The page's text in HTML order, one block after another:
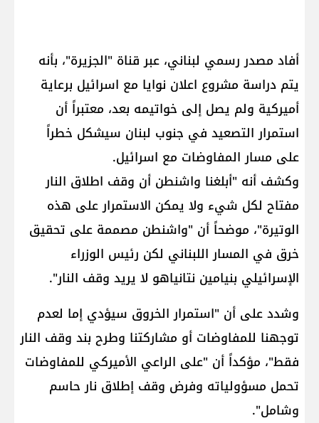
أفاد مصدر رسمي لبناني، عبر قناة "الجزيرة"، بأنه
يتم دراسة مشروع اعلان نوايا مع اسرائيل برعاية
أميركية ولم يصل إلى خواتيمه بعد، معتبراً أن
استمرار التصعيد في جنوب لبنان سيشكل خطراً
على مسار المفاوضات مع اسرائيل.
وكشف أنه "أبلغنا واشنطن أن وقف اطلاق النار
مفتاح لكل شيء ولا يمكن الاستمرار على هذه
الوتيرة"، موضحاً أن "واشنطن مصممة على تحقيق
خرق في المسار اللبناني لكن رئيس الوزراء
الإسرائيلي ​بنيامين نتانياهو​ لا يريد وقف النار".
وشدد على أن "استمرار الخروق سيؤدي إما لعدم
توجهنا للمفاوضات أو مشاركتنا وطرح بند وقف النار
فقط"، مؤكداً أن "على الراعي الأميركي للمفاوضات
تحمل مسؤولياته وفرض وقف إطلاق نار حاسم
وشامل".